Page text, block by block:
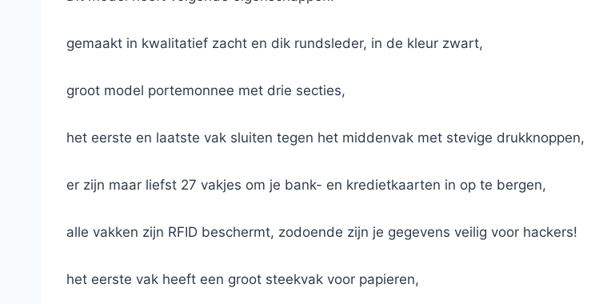
gemaakt in kwalitatief zacht en dik rundsleder, in de kleur zwart,
groot model portemonnee met drie secties,
het eerste en laatste vak sluiten tegen het middenvak met stevige drukknoppen,
er zijn maar liefst 27 vakjes om je bank- en kredietkaarten in op te bergen,
alle vakken zijn RFID beschermt, zodoende zijn je gegevens veilig voor hackers!
het eerste vak heeft een groot steekvak voor papieren,